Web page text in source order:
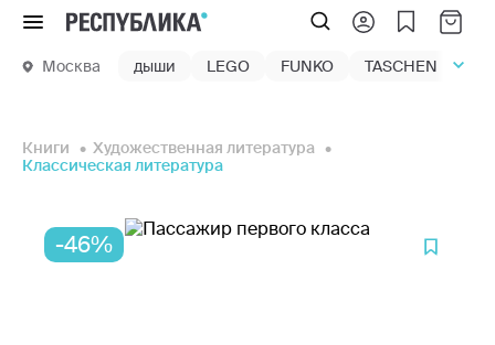
Меню
Москва дыши LEGO FUNKO TASCHEN
Книги
Художественная литература
Классическая литература
-46%